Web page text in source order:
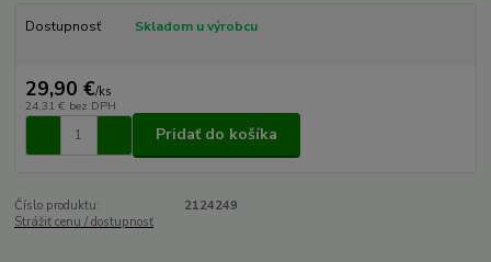
Dostupnosť Skladom u výrobcu
29,90 €/ks
24,31 € bez DPH
Pridať do košíka
Číslo produktu:
2124249
Strážiť cenu / dostupnosť